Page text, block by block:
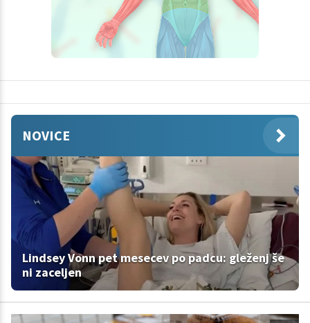
NOVICE
Lindsey Vonn pet mesecev po padcu: gleženj še
ni zaceljen